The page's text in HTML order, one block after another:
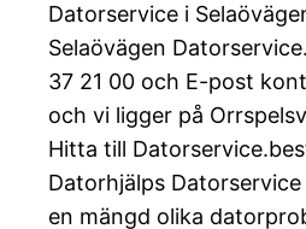
Datorservice i
Selaövägen
37 21 00 och E-post
och vi ligger på
Hitta till
Datorhjälps
en mängd olika